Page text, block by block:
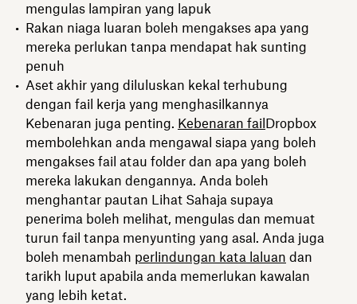
mengulas lampiran yang lapuk
Rakan niaga luaran boleh mengakses apa yang
mereka perlukan tanpa mendapat hak sunting
penuh
Aset akhir yang diluluskan kekal terhubung
dengan fail kerja yang menghasilkannya
Kebenaran juga penting. Kebenaran fail Dropbox
membolehkan anda mengawal siapa yang boleh
mengakses fail atau folder dan apa yang boleh
mereka lakukan dengannya. Anda boleh
menghantar pautan Lihat Sahaja supaya
penerima boleh melihat, mengulas dan memuat
turun fail tanpa menyunting yang asal. Anda juga
boleh menambah perlindungan kata laluan dan
tarikh luput apabila anda memerlukan kawalan
yang lebih ketat.